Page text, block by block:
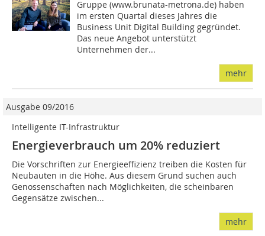
Gruppe (www.brunata-metrona.de) haben
im ersten Quartal dieses Jahres die
Business Unit Digital Building gegründet.
Das neue Angebot unterstützt
Unternehmen der...
mehr
Ausgabe 09/2016
Intelligente IT-Infrastruktur
Energieverbrauch um 20% reduziert
Die Vorschriften zur Energieeffizienz treiben die Kosten für
Neubauten in die Höhe. Aus diesem Grund suchen auch
Genossenschaften nach Möglichkeiten, die scheinbaren
Gegen­sätze zwischen...
mehr